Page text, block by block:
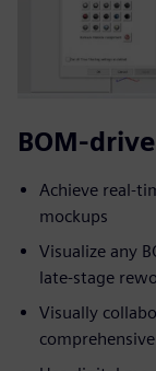
BOM-
Achieve real-
mockups
Visualize any
late-stage
Visually